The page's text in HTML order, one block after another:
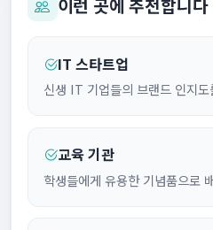
이런 곳에 추천합니다
IT 스타트업
신생 IT 기업들의 브랜드 인지
교육 기관
학생들에게 유용한 기념품으로